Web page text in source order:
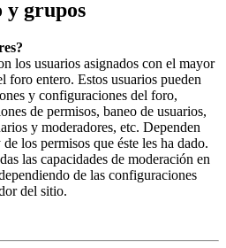
y grupos
los usuarios asignados con el mayor
foro entero. Estos usuarios pueden
y configuraciones del foro,
de permisos, baneo de usuarios,
y moderadores, etc. Dependen
los permisos que éste les ha dado.
las capacidades de moderación en
de las configuraciones
del sitio.